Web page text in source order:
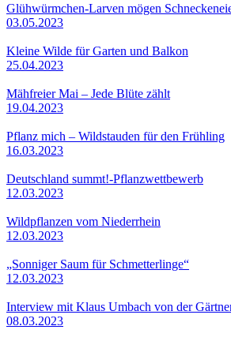
Glühwürmchen-Larven mögen
03.05.2023
Kleine Wilde für Garten und Balkon
25.04.2023
Mähfreier Mai – Jede Blüte zählt
19.04.2023
Pflanz mich – Wildstauden für den Frühling
16.03.2023
Deutschland summt!-Pflanzwettbewerb
12.03.2023
Wildpflanzen vom Niederrhein
12.03.2023
„Sonniger Saum für Schmetterlinge“
12.03.2023
Interview mit Klaus Umbach von der
08.03.2023